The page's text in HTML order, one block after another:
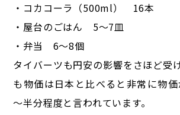
・コカコーラ（500ml） 16本
・屋台のごはん 5～7皿
・弁当 6～8個
タイバーツも円安の影響をさほど受
も物価は日本と比べると非常に物
～半分程度と言われています。